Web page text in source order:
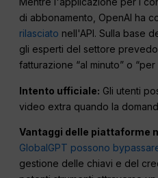
di abbonamento, OpenAI ha
rilasciato nell'API. Sulla base
gli esperti del settore
fatturazione “al minuto” o “per
Intento ufficiale: Gli utenti
video extra quando la
Vantaggi delle piattaforme
GlobalGPT possono
gestione delle chiavi e del